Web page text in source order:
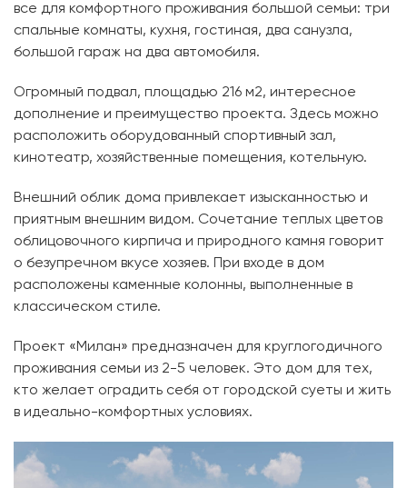
все для комфортного проживания большой семьи: три
спальные комнаты, кухня, гостиная, два санузла,
большой гараж на два автомобиля.
Огромный подвал, площадью 216 м2, интересное
дополнение и преимущество проекта. Здесь можно
расположить оборудованный спортивный зал,
кинотеатр, хозяйственные помещения, котельную.
Внешний облик дома привлекает изысканностью и
приятным внешним видом. Сочетание теплых цветов
облицовочного кирпича и природного камня говорит
о безупречном вкусе хозяев. При входе в дом
расположены каменные колонны, выполненные в
классическом стиле.
Проект «Милан» предназначен для круглогодичного
проживания семьи из 2-5 человек. Это дом для тех,
кто желает оградить себя от городской суеты и жить
в идеально-комфортных условиях.